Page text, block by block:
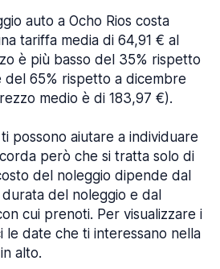
auto a Ocho Rios costa
tariffa media di 64,91 € al
è più basso del 35% rispetto
del 65% rispetto a dicembre
medio è di 183,97 €).
possono aiutare a individuare
però che si tratta solo di
del noleggio dipende dal
del noleggio e dal
cui prenoti. Per visualizzare i
le date che ti interessano nella
alto.